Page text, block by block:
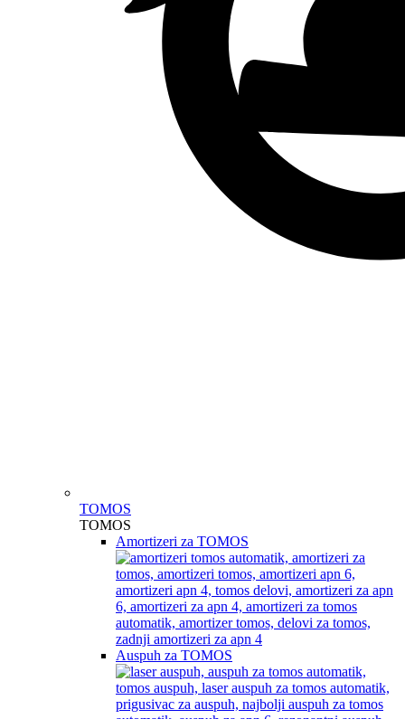
TOMOS
TOMOS
Amortizeri za TOMOS
Auspuh za TOMOS